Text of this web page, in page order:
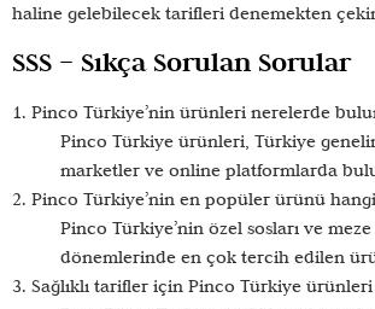
haline gelebilecek tarifleri denemekten
SSS – Sıkça Sorulan Sorular
1. Pinco Türkiye’nin ürünleri nerelerde
Pinco Türkiye ürünleri, Türkiye
marketler ve online platformlarda
2. Pinco Türkiye’nin en popüler ürünü
Pinco Türkiye’nin özel sosları ve
dönemlerinde en çok tercih edilen
3. Sağlıklı tarifler için Pinco Türkiye